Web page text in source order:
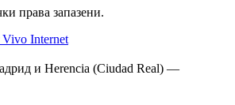
права запазени.
Internet
и Herencia (Ciudad Real) —